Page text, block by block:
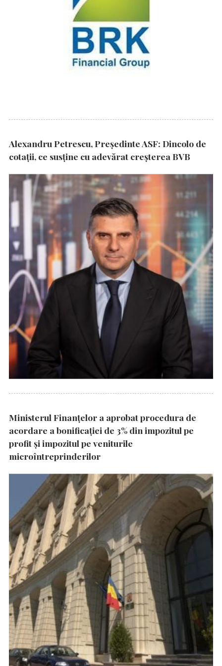
Alexandru Petrescu, Președinte ASF: Dincolo de
cotații, ce susține cu adevărat creșterea BVB
Ministerul Finanțelor a aprobat procedura de
acordare a bonificației de 3% din impozitul pe
profit și impozitul pe veniturile
microîntreprinderilor